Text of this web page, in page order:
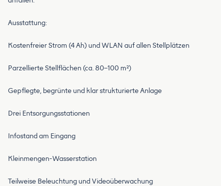
Ausstattung:
Kostenfreier Strom (4 Ah) und WLAN auf allen Stellplätzen
Parzellierte Stellflächen (ca. 80–100 m²)
Gepflegte, begrünte und klar strukturierte Anlage
Drei Entsorgungsstationen
Infostand am Eingang
Kleinmengen-Wasserstation
Teilweise Beleuchtung und Videoüberwachung